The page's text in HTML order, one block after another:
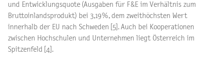
und Entwicklungsquote (Ausgaben für F&E im Verhältnis zum
Bruttoinlandsprodukt) bei 3,19%, dem zweithöchsten Wert
innerhalb der EU nach Schweden [5]. Auch bei Kooperationen
zwischen Hochschulen und Unternehmen liegt Österreich im
Spitzenfeld [4].